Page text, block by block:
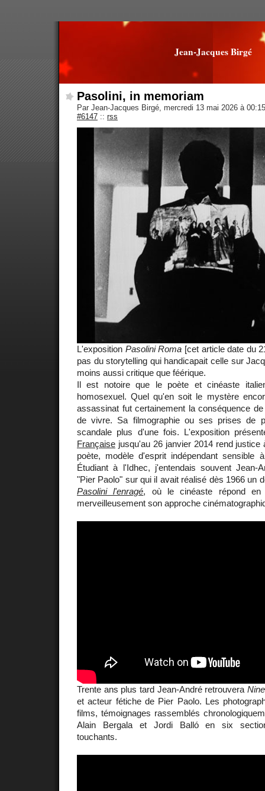
Jean-Jacques Birgé
Pasolini, in memoriam
Par Jean-Jacques Birgé, mercredi 13 mai 2026 à
#6147 :: rss
L'exposition Pasolini Roma [cet article date du
pas du storytelling qui handicapait celle sur
moins aussi critique que féérique.
Il est notoire que le poète et cinéaste
homosexuel. Quel qu'en soit le mystère
assassinat fut certainement la conséquence
de vivre. Sa filmographie ou ses prises de
scandale plus d'une fois. L'exposition
Française jusqu'au 26 janvier 2014 rend
poète, modèle d'esprit indépendant sensible
Étudiant à l'Idhec, j'entendais souvent Jean-
"Pier Paolo" sur qui il avait réalisé dès 1966 un
Pasolini l'enragé, où le cinéaste répond en
merveilleusement son approche
Trente ans plus tard Jean-André retrouvera
et acteur fétiche de Pier Paolo. Les
films, témoignages rassemblés
Alain Bergala et Jordi Balló en six
touchants.